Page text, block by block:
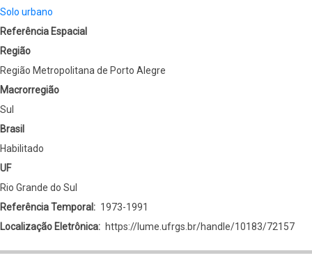
Solo urbano
Referência Espacial
Região
Região Metropolitana de Porto Alegre
Macrorregião
Sul
Brasil
Habilitado
UF
Rio Grande do Sul
Referência Temporal
1973-1991
Localização Eletrônica
https://lume.ufrgs.br/handle/10183/72157